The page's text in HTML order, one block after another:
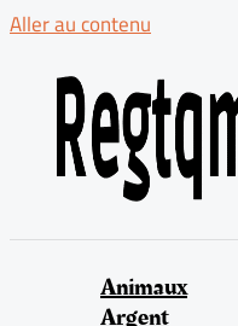
Aller au contenu
Animaux
Argent